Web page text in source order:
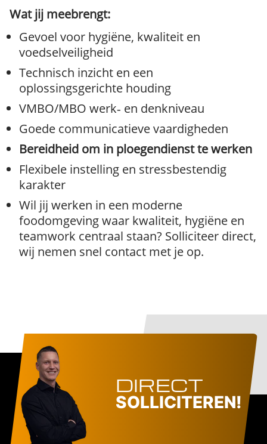
Wat jij meebrengt:
Gevoel voor hygiëne, kwaliteit en
voedselveiligheid
Technisch inzicht en een
oplossingsgerichte houding
VMBO/MBO werk‑ en denkniveau
Goede communicatieve vaardigheden
Bereidheid om in ploegendienst te werken
Flexibele instelling en stressbestendig
karakter
Wil jij werken in een moderne
foodomgeving waar kwaliteit, hygiëne en
teamwork centraal staan? Solliciteer direct,
wij nemen snel contact met je op.
DIRECT
SOLLICITEREN!